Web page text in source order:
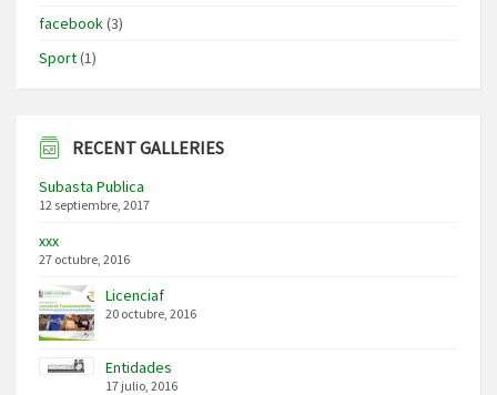
facebook(3)
Sport(1)
RECENT GALLERIES
Subasta Publica
12 septiembre, 2017
xxx
27 octubre, 2016
Licenciaf
20 octubre, 2016
Entidades
17 julio, 2016